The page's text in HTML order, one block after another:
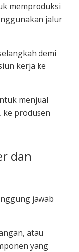
memproduksi
jalur
demi
kerja ke
menjual
ke produsen
dan
jawab
atau
yang